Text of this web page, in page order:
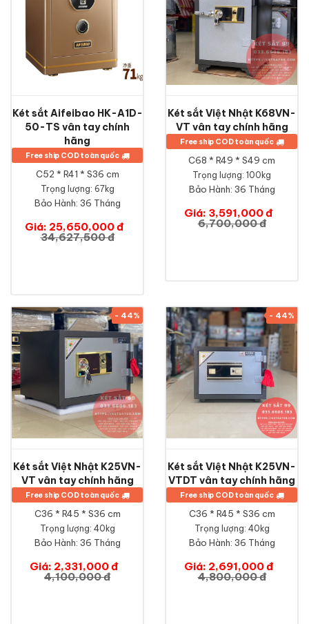
Két sắt Aifeibao HK-A1D-
50-TS vân tay chính
hãng
Free ship COD toàn quốc
C52 * R41 * S36 cm
Trọng lượng: 67kg
Bảo Hành: 36 Tháng
Giá: 25,650,000 đ
34,627,500 đ
Két sắt Việt Nhật K68VN-
VT vân tay chính hãng
Free ship COD toàn quốc
C68 * R49 * S49 cm
Trọng lượng: 100kg
Bảo Hành: 36 Tháng
Giá: 3,591,000 đ
6,700,000 đ
- 44%
Két sắt Việt Nhật K25VN-
VT vân tay chính hãng
Free ship COD toàn quốc
C36 * R45 * S36 cm
Trọng lượng: 40kg
Bảo Hành: 36 Tháng
Giá: 2,331,000 đ
4,100,000 đ
- 44%
Két sắt Việt Nhật K25VN-
VTDT vân tay chính hãng
Free ship COD toàn quốc
C36 * R45 * S36 cm
Trọng lượng: 40kg
Bảo Hành: 36 Tháng
Giá: 2,691,000 đ
4,800,000 đ